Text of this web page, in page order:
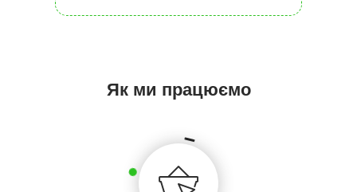
Як ми працюємо